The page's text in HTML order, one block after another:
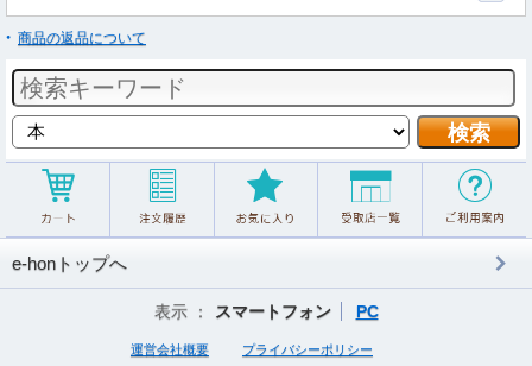
商品の返品について
e-honトップへ
表示 ： スマートフォン PC
運営会社概要 プライバシーポリシー